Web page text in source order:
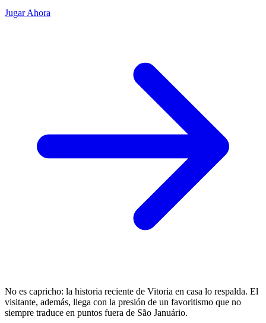
Jugar Ahora
No es capricho: la historia reciente de Vitoria en casa lo respalda. El
visitante, además, llega con la presión de un favoritismo que no
siempre traduce en puntos fuera de São Januário.